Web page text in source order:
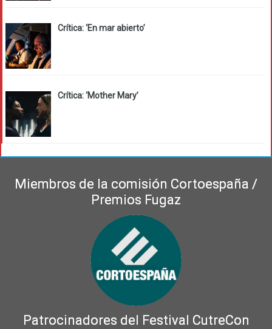
Crítica: ‘En mar abierto’
Crítica: ‘Mother Mary’
Miembros de la comisión Cortoespaña /
Premios Fugaz
Patrocinadores del Festival CutreCon